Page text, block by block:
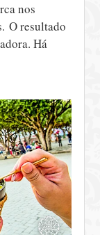
nos
O resultado
Há